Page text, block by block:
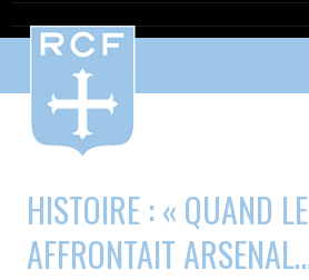
HISTOIRE : « QUAND
AFFRONTAIT